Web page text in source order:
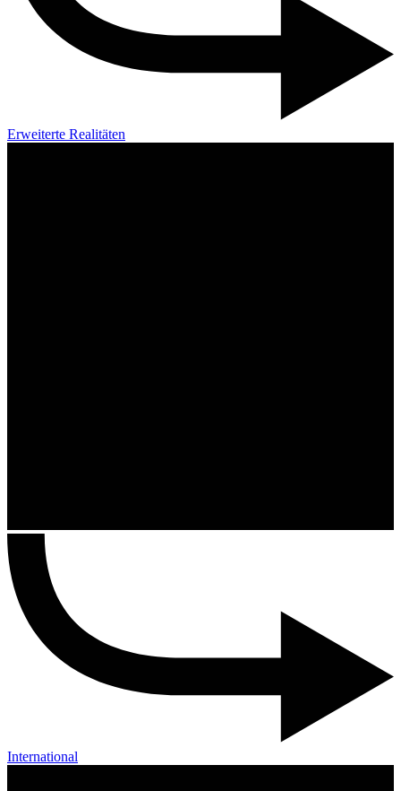
Erweiterte Realitäten
International